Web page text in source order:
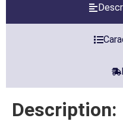
Description: